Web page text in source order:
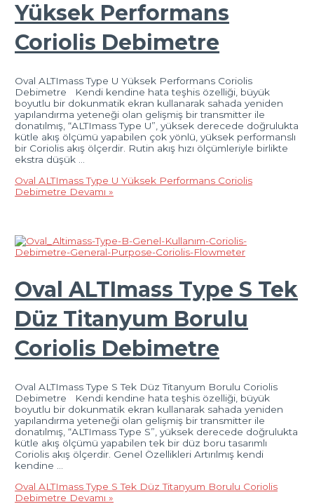
Yüksek Performans
Coriolis Debimetre
Oval ALTImass Type U Yüksek Performans Coriolis
Debimetre Kendi kendine hata teşhis özelliği, büyük
boyutlu bir dokunmatik ekran kullanarak sahada yeniden
yapılandırma yeteneği olan gelişmiş bir transmitter ile
donatılmış, “ALTImass Type U”, yüksek derecede doğrulukta
kütle akış ölçümü yapabilen çok yönlü, yüksek performanslı
bir Coriolis akış ölçerdir. Rutin akış hızı ölçümleriyle birlikte
ekstra düşük …
Oval ALTImass Type U Yüksek Performans Coriolis
Debimetre Devamı »
Oval ALTImass Type S Tek
Düz Titanyum Borulu
Coriolis Debimetre
Oval ALTImass Type S Tek Düz Titanyum Borulu Coriolis
Debimetre Kendi kendine hata teşhis özelliği, büyük
boyutlu bir dokunmatik ekran kullanarak sahada yeniden
yapılandırma yeteneği olan gelişmiş bir transmitter ile
donatılmış, “ALTImass Type S”, yüksek derecede doğrulukta
kütle akış ölçümü yapabilen tek bir düz boru tasarımlı
Coriolis akış ölçerdir. Genel Özellikleri Artırılmış kendi
kendine …
Oval ALTImass Type S Tek Düz Titanyum Borulu Coriolis
Debimetre Devamı »